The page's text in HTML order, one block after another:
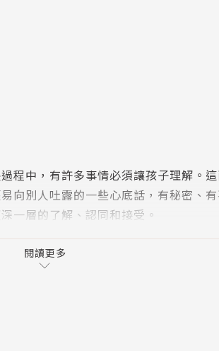
程中，有許多事情必須讓孩子理解。
向別人吐露的一些心底話，有秘密、
一層的了解、認同和接受。
別象徵就是具有「精子」，巧妙應用
閱讀更多